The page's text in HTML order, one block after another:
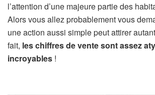
l’attention d’une majeure partie des
Alors vous allez probablement vous
une action aussi simple peut attirer
fait, les chiffres de vente sont assez
incroyables !